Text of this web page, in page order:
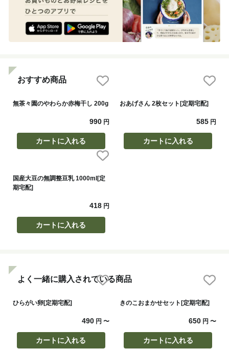
おすすめ商品
無茶々園のやわらか赤梅干し 200g
990円
カートに入れる
おあげさん 2枚セット[定期宅配]
585 円
カートに入れる
国産大豆の無調整豆乳 1000ml[定
期宅配]
418円
カートに入れる
よく一緒に購入されている商品
ひらがい卵[定期宅配]
490円 〜
カートに入れる
きのこおまかせセット[定期宅配]
650 円〜
カートに入れる